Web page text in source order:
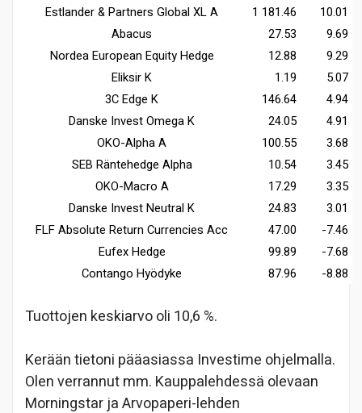
Estlander & Partners Global XL A
1 181.46
10.01
Abacus
27.53
9.69
Nordea European Equity Hedge
12.88
9.29
Eliksir K
1.19
5.07
3C Edge K
146.64
4.94
Danske Invest Omega K
24.05
4.91
OKO-Alpha A
100.55
3.68
SEB Räntehedge Alpha
10.54
3.45
OKO-Macro A
17.29
3.35
Danske Invest Neutral K
24.83
3.01
FLF Absolute Return Currencies Acc
47.00
-7.46
Eufex Hedge
99.89
-7.68
Contango Hyödyke
87.96 -8.88
Tuottojen keskiarvo oli 10,6 %.
Kerään tietoni pääasiassa Investime ohjelmalla.
Olen verrannut mm. Kauppalehdessä olevaan
Morningstar ja Arvopaperi-lehden